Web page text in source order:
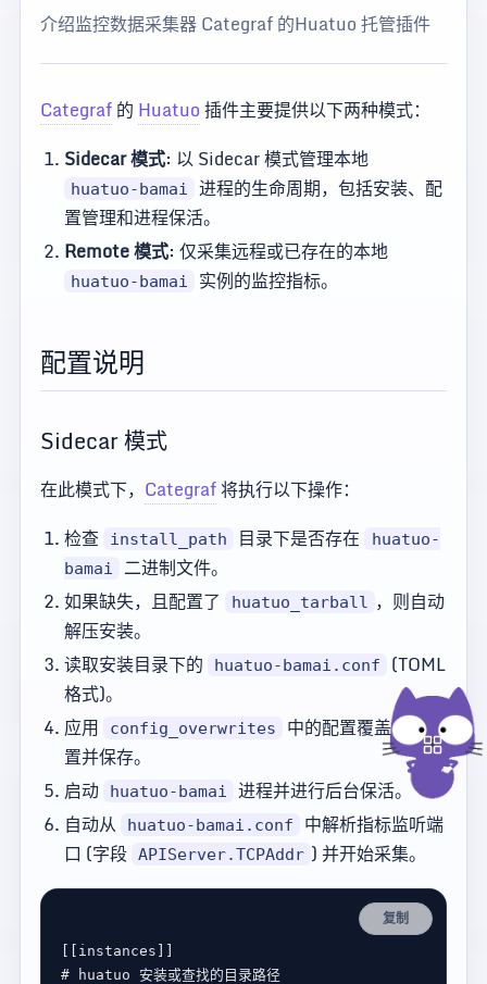
介绍监控数据采集器 Categraf 的Huatuo 托管插件
Categraf的 Huatuo插件主要提供以下两种模式：
Sidecar 模式: 以 Sidecar 模式管理本地
huatuo-bamai
进程的生命周期，包括安装、配
置管理和进程保活。
Remote 模式: 仅采集远程或已存在的本地
huatuo-bamai 实例的监控指标。
配置说明
Sidecar 模式
在此模式下， Categraf将执行以下操作：
检查
install_path 目录下是否存在
huatuo-
bamai
二进制文件。
如果缺失，且配置了
huatuo_tarball
，则自动
解压安装。
读取安装目录下的
huatuo-bamai.conf
(TOML
格式)。
应用
config_overwrites
中的配置覆盖现有配
置并保存。
启动
huatuo-bamai
进程并进行后台保活。
自动从
huatuo-bamai.conf
中解析指标监听端
口 (字段 APIServer.TCPAddr ) 并开始采集。
复制
instances
# huatuo 安装或查找的目录路径